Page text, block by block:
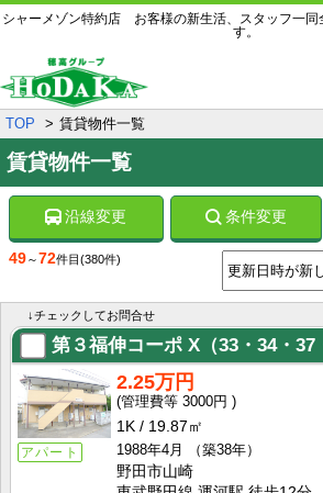
シャーメゾン特約店 お客様の新生活、スタッフ一同
す。
TOP 賃貸物件一覧
賃貸物件一覧
沿線変更 条件変更
49～72件目 (380件)
↓チェックしてお問合せ
第３福伸コーポ X（33・34・37
アパート
2.25万円
3000円
1K
19.87㎡
1988年4月
（築38年）
野田市山崎